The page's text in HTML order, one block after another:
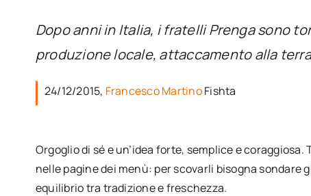
Dopo anni in Italia, i fratelli Prenga sono
produzione locale, attaccamento alla
24/12/2015, Francesco MartinoFishta
Orgoglio di sé e un’idea forte, semplice e
nelle pagine dei menù: per scovarli bisogna sondare
equilibrio tra tradizione e freschezza.